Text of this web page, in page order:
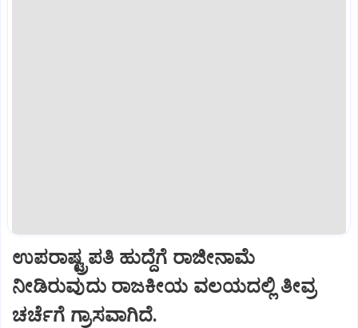
ಉಪರಾಷ್ಟ್ರಪತಿ ಹುದ್ದೆಗೆ ರಾಜೀನಾಮೆ
ನೀಡಿರುವುದು ರಾಜಕೀಯ ವಲಯದಲ್ಲಿ ತೀವ್ರ
ಚರ್ಚೆಗೆ ಗ್ರಾಸವಾಗಿದೆ.